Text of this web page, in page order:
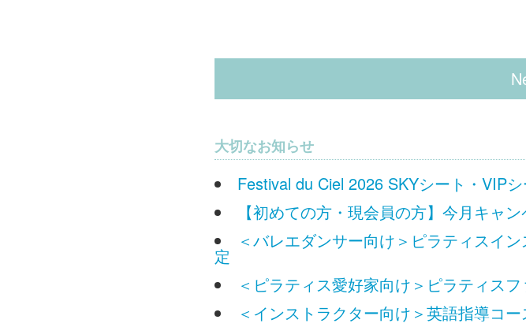
大切なお知らせ
Festival du Ciel 2026 SKYシート・VIPシ
【初めての方・現会員の方】今月キャ
＜バレエダンサー向け＞ピラティスイ
定
＜ピラティス愛好家向け＞ピラティス
＜インストラクター向け＞英語指導コ